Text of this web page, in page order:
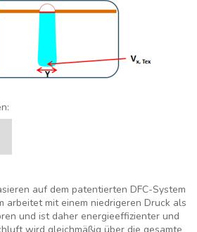
auf dem patentierten DFC-System
arbeitet mit einem niedrigeren Druck als
und ist daher energieeffizienter und